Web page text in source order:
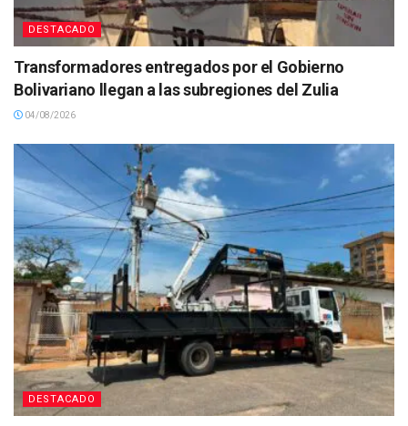
DESTACADO
Transformadores entregados por el Gobierno
Bolivariano llegan a las subregiones del Zulia
04/08/2026
DESTACADO